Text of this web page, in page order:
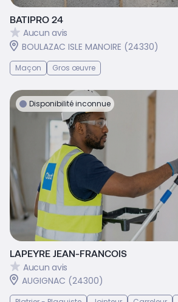
BATIPRO 24
Aucun avis
BOULAZAC ISLE MANOIRE (24330)
Maçon Gros œuvre
Disponibilité inconnue
LAPEYRE JEAN-FRANCOIS
Aucun avis
AUGIGNAC (24300)